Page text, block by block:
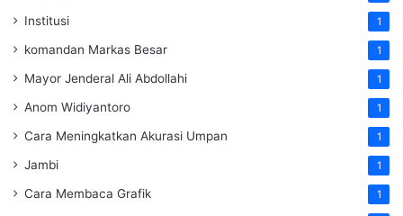
Institusi 1
komandan Markas Besar 1
Mayor Jenderal Ali Abdollahi 1
Anom Widiyantoro 1
Cara Meningkatkan Akurasi Umpan 1
Jambi 1
Cara Membaca Grafik 1